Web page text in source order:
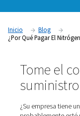
Calcule el
¿Por Qué Pagar El